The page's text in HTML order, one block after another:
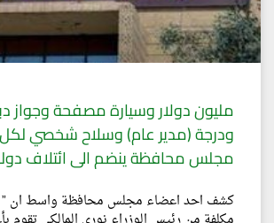
مليون دولار وسيارة مصفحة وجواز
ودرجة (مدير عام) وسلاح شخصي
مجلس محافظة ينضم الى ائتلاف
كشف احد اعضاء مجلس محافظة واسط ان ”